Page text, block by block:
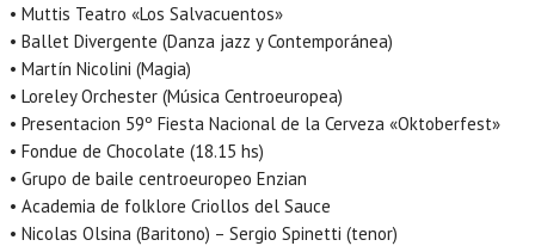
• Muttis Teatro «Los Salvacuentos»
• Ballet Divergente (Danza jazz y Contemporánea)
• Martín Nicolini (Magia)
• Loreley Orchester (Música Centroeuropea)
• Presentacion 59º Fiesta Nacional de la Cerveza «Oktoberfest»
• Fondue de Chocolate (18.15 hs)
• Grupo de baile centroeuropeo Enzian
• Academia de folklore Criollos del Sauce
• Nicolas Olsina (Baritono) – Sergio Spinetti (tenor)